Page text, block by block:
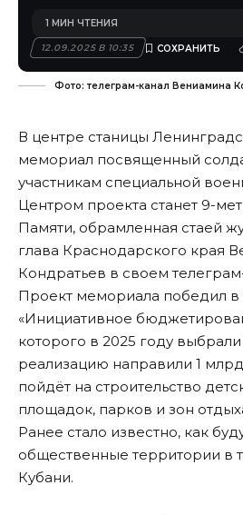
12.09.2025 В 10:35
1 МИН ЧТЕНИЯ
Фото: телеграм-канал Вениамина
В центре станицы
мемориал посвященный
участникам специальной
Центром проекта станет 9-
Памяти, обрамленная стаей
глава Краснодарского края
Кондратьев в своем
Проект мемориала победил в
«Инициативное
которого в 2025 году
реализацию направили 1
пойдёт на строительство
площадок, парков и зон
Ранее стало известно, как
общественные территории в
Кубани.